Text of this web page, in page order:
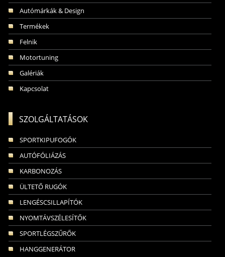
Autómárkák & Design
Termékek
Felnik
Motortuning
Galériák
Kapcsolat
SZOLGÁLTATÁSOK
SPORTKIPUFOGÓK
AUTÓFÓLIÁZÁS
KARBONOZÁS
ÜLTETŐ RUGÓK
LENGÉSCSILLAPÍTÓK
NYOMTÁVSZÉLESÍTŐK
SPORTLÉGSZŰRŐK
HANGGENERÁTOR